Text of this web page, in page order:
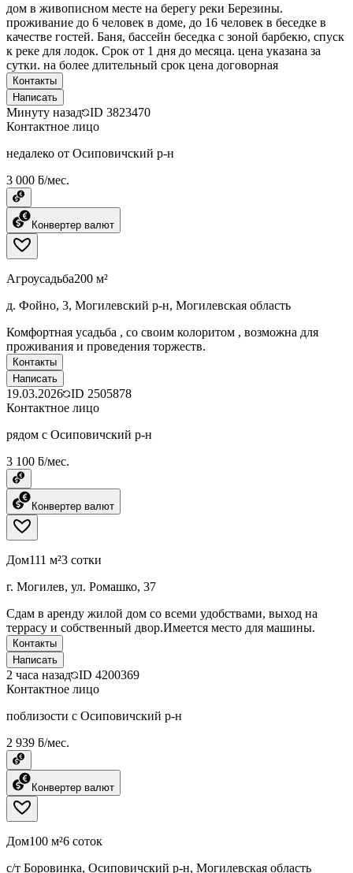
дом в живописном месте на берегу реки Березины.
проживание до 6 человек в доме, до 16 человек в беседке в
качестве гостей. Баня, бассейн беседка с зоной барбекю, спуск
к реке для лодок. Срок от 1 дня до месяца. цена указана за
сутки. на более длительный срок цена договорная
Контакты
Написать
Минуту назад ID 3823470
Контактное лицо
недалеко от Осиповичский р-н
3 000 ƃ/мес.
Конвертер валют
Агроусадьба200 м²
д. Фойно, 3, Могилевский р-н, Могилевская область
Комфортная усадьба , со своим колоритом , возможна для
проживания и проведения торжеств.
Контакты
Написать
19.03.2026 ID 2505878
Контактное лицо
рядом с Осиповичский р-н
3 100 ƃ/мес.
Конвертер валют
Дом111 м²3 сотки
г. Могилев, ул. Ромашко, 37
Сдам в аренду жилой дом со всеми удобствами, выход на
террасу и собственный двор.Имеется место для машины.
Контакты
Написать
2 часа назад ID 4200369
Контактное лицо
поблизости с Осиповичский р-н
2 939 ƃ/мес.
Конвертер валют
Дом100 м²6 соток
с/т Боровинка, Осиповичский р-н, Могилевская область